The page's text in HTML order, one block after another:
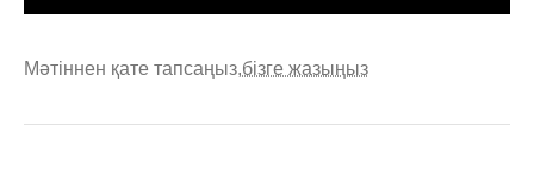
Мәтіннен қате тапсаңыз,бізге жазыңыз